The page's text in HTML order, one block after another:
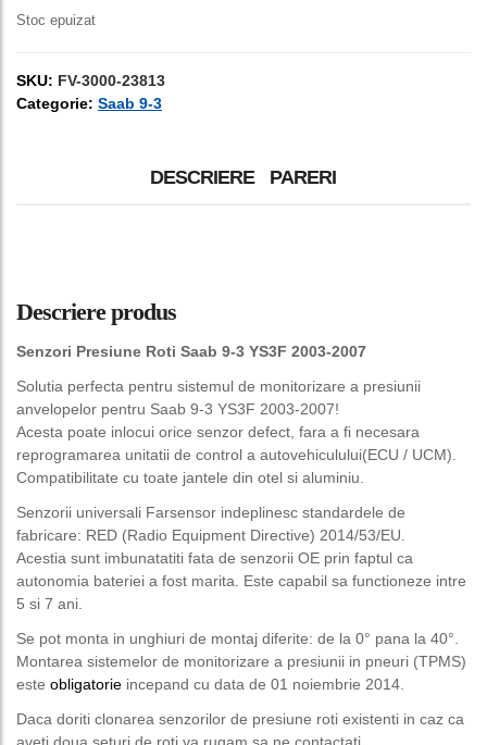
Stoc epuizat
SKU: FV-3000-23813
Categorie: Saab 9-3
DESCRIERE PARERI
Descriere produs
Senzori Presiune Roti Saab 9-3 YS3F 2003-2007
Solutia perfecta pentru sistemul de monitorizare a presiunii
anvelopelor pentru Saab 9-3 YS3F 2003-2007!
Acesta poate inlocui orice senzor defect, fara a fi necesara
reprogramarea unitatii de control a autovehiculului(ECU / UCM).
Compatibilitate cu toate jantele din otel si aluminiu.
Senzorii universali Farsensor indeplinesc standardele de
fabricare: RED (Radio Equipment Directive) 2014/53/EU.
Acestia sunt imbunatatiti fata de senzorii OE prin faptul ca
autonomia bateriei a fost marita. Este capabil sa functioneze intre
5 si 7 ani.
Se pot monta in unghiuri de montaj diferite: de la 0° pana la 40°.
Montarea sistemelor de monitorizare a presiunii in pneuri (TPMS)
este obligatorie incepand cu data de 01 noiembrie 2014.
Daca doriti clonarea senzorilor de presiune roti existenti in caz ca
aveti doua seturi de roti va rugam sa ne contactati.